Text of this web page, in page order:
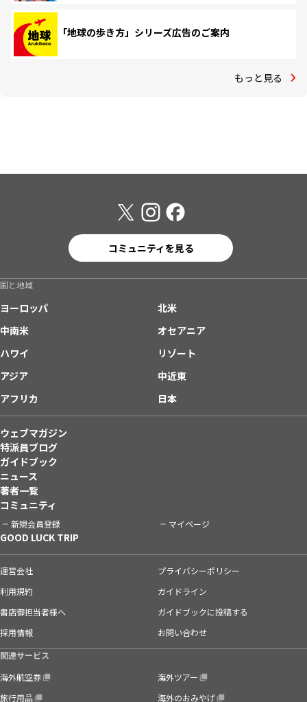
「地球の歩き方」シリーズ広告のご案内
もっと見る
コミュニティを見る
国と地域
ヨーロッパ
北米
中南米
オセアニア
ハワイ
リゾート
アジア
中近東
アフリカ
日本
ウェブマガジン
特派員ブログ
ガイドブック
ニュース
著者一覧
コミュニティ
新規会員登録 マイページ
GOOD LUCK TRIP
運営会社
プライバシーポリシー
利用規約
ガイドライン
書店御担当者様へ
ガイドブックに投稿する
採用情報
お問い合わせ
関連サービス
海外航空券
海外ツアー
旅行用品
海外のおみやげ